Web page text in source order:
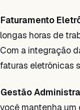
Faturamento
longas horas de
Com a integração
faturas eletrônicas
Gestão
você mantenha